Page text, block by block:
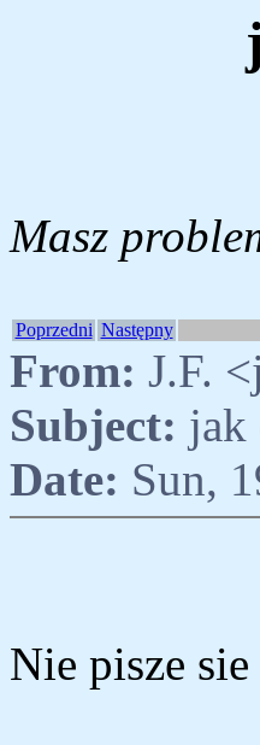
Masz
Poprzedni Następny
From: J.F.
Subject: jak
Date: Sun,
Nie pisze